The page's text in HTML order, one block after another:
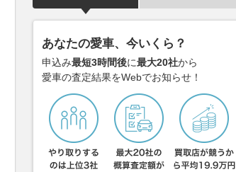
あなたの愛車、今いくら？
申込み最短3時間後に最大20社から
愛車の査定結果をWebでお知らせ！